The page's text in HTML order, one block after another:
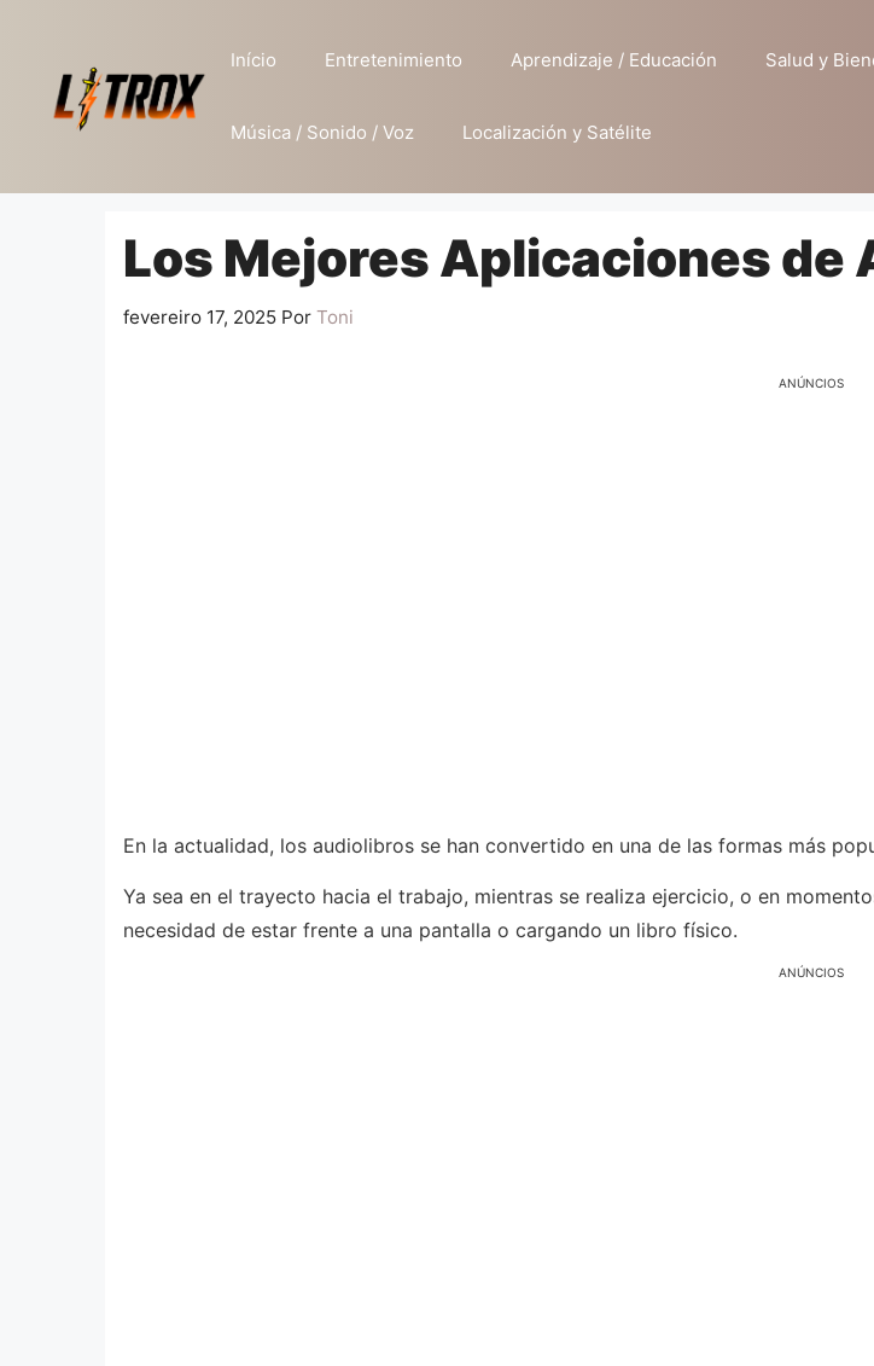
conteúdo
Início Entretenimiento Aprendizaje / Educación Salud y
Música / Sonido / Voz Localización y Satélite
Los Mejores Aplicaciones de
fevereiro 17, 2025 Por Toni
ANÚNCIOS
En la actualidad, los audiolibros se han convertido en una de las formas más
Ya sea en el trayecto hacia el trabajo, mientras se realiza ejercicio, o en
necesidad de estar frente a una pantalla o cargando un libro físico.
ANÚNCIOS